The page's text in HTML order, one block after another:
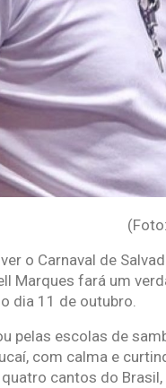
o Carnaval de
Marques fará um
dia 11 de outubro.
pelas escolas de
com calma e
cantos do